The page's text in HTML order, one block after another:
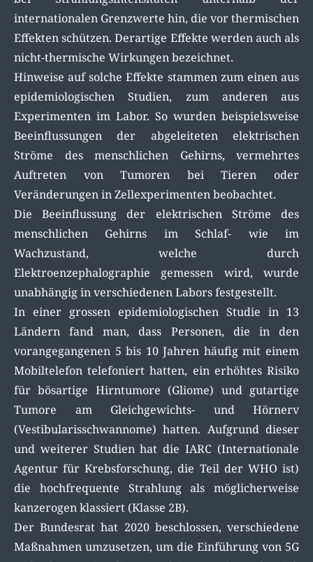
internationalen Grenzwerte hin, die vor thermischen
Effekten schützen. Derartige Effekte werden auch als
nicht-thermische Wirkungen bezeichnet.
Hinweise auf solche Effekte stammen zum einen aus
epidemiologischen Studien, zum anderen aus
Experimenten im Labor. So wurden beispielsweise
Beeinflussungen der abgeleiteten elektrischen
Ströme des menschlichen Gehirns, vermehrtes
Auftreten von Tumoren bei Tieren oder
Veränderungen in Zellexperimenten beobachtet.
Die Beeinflussung der elektrischen Ströme des
menschlichen Gehirns im Schlaf- wie im
Wachzustand, welche durch
Elektroenzephalographie gemessen wird, wurde
unabhängig in verschiedenen Labors festgestellt.
In einer grossen epidemiologischen Studie in 13
Ländern fand man, dass Personen, die in den
vorangegangenen 5 bis 10 Jahren häufig mit einem
Mobiltelefon telefoniert hatten, ein erhöhtes Risiko
für bösartige Hirntumore (Gliome) und gutartige
Tumore am Gleichgewichts- und Hörnerv
(Vestibularisschwannome) hatten. Aufgrund dieser
und weiterer Studien hat die IARC (Internationale
Agentur für Krebsforschung, die Teil der WHO ist)
die hochfrequente Strahlung als möglicherweise
kanzerogen klassiert (Klasse 2B).
Der Bundesrat hat 2020 beschlossen, verschiedene
Maßnahmen umzusetzen, um die Einführung von 5G